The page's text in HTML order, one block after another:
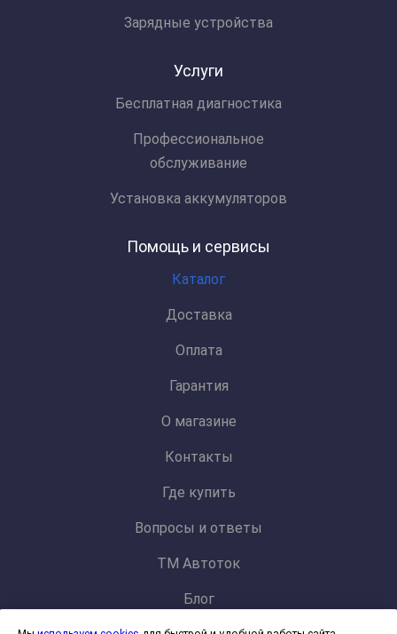
Зарядные устройства
Услуги
Бесплатная диагностика
Профессиональное
обслуживание
Установка аккумуляторов
Помощь и сервисы
Каталог
Доставка
Оплата
Гарантия
О магазине
Контакты
Где купить
Вопросы и ответы
ТМ Автоток
Блог